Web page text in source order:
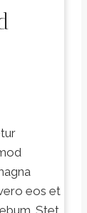
eos et
Stet